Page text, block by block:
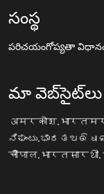
సంస్థ
పరిచయంగోప్యతా
మా వెబ్‌సైట్‌లు
अमरकोश.भारत
ನಿಘಂಟು.ಭಾರತ
चौपाल.भारत